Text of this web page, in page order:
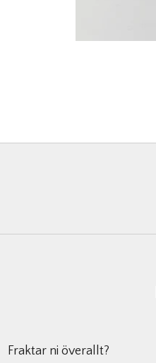
Fraktar ni överallt?